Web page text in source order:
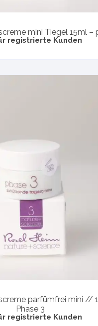
mini Tiegel 15ml –
registrierte Kunden
parfümfrei mini //
Phase 3
registrierte Kunden